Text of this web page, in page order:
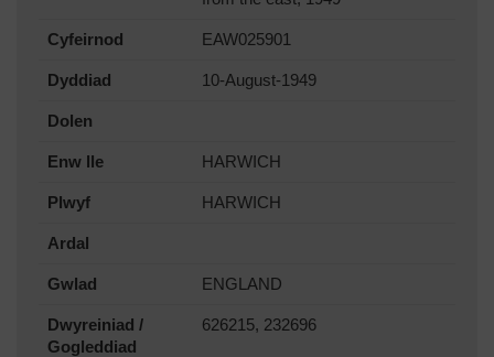
Cyfeirnod EAW025901
Dyddiad 10-August-1949
Dolen
Enw lle HARWICH
Plwyf HARWICH
Ardal
Gwlad ENGLAND
Dwyreiniad /
Gogleddiad
626215, 232696